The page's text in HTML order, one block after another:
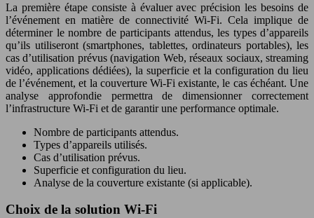
La première étape consiste à évaluer avec précision les besoins de
l’événement en matière de connectivité Wi-Fi. Cela implique de
déterminer le nombre de participants attendus, les types d’appareils
qu’ils utiliseront (smartphones, tablettes, ordinateurs portables), les
cas d’utilisation prévus (navigation Web, réseaux sociaux, streaming
vidéo, applications dédiées), la superficie et la configuration du lieu
de l’événement, et la couverture Wi-Fi existante, le cas échéant. Une
analyse approfondie permettra de dimensionner correctement
l’infrastructure Wi-Fi et de garantir une performance optimale.
Nombre de participants attendus.
Types d’appareils utilisés.
Cas d’utilisation prévus.
Superficie et configuration du lieu.
Analyse de la couverture existante (si applicable).
Choix de la solution Wi-Fi